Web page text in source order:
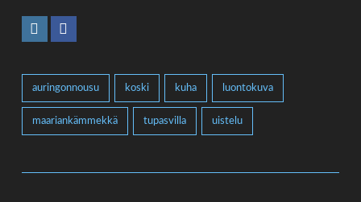
auringonnousu koski kuha luontokuva
maariankämmekkä tupasvilla uistelu